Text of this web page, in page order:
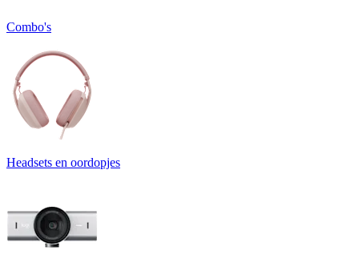
Combo's
Headsets en oordopjes